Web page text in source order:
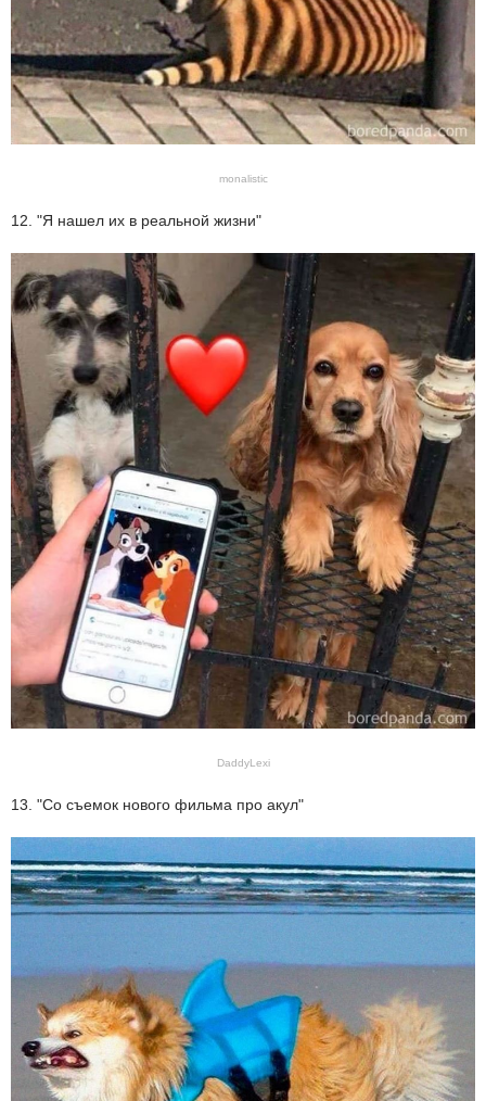
monalistic
12. "Я нашел их в реальной жизни"
DaddyLexi
13. "Со съемок нового фильма про акул"